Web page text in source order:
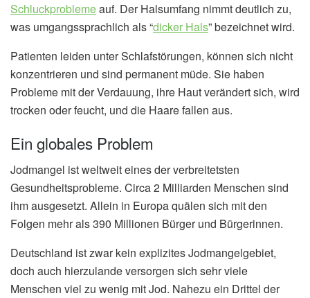
Schluckproblemeauf. Der Halsumfang nimmt deutlich zu,
was umgangssprachlich als “dicker Hals” bezeichnet wird.
Patienten leiden unter Schlafstörungen, können sich nicht
konzentrieren und sind permanent müde. Sie haben
Probleme mit der Verdauung, ihre Haut verändert sich, wird
trocken oder feucht, und die Haare fallen aus.
Ein globales Problem
Jodmangel ist weltweit eines der verbreitetsten
Gesundheitsprobleme. Circa 2 Milliarden Menschen sind
ihm ausgesetzt. Allein in Europa quälen sich mit den
Folgen mehr als 390 Millionen Bürger und Bürgerinnen.
Deutschland ist zwar kein explizites Jodmangelgebiet,
doch auch hierzulande versorgen sich sehr viele
Menschen viel zu wenig mit Jod. Nahezu ein Drittel der